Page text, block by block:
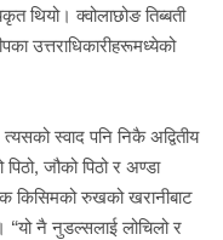
थियो। क्वोलाछोङ तिब्बती
उत्तराधिकारीहरूमध्येको
स्वाद पनि निकै अद्वितीय
जौको पिठो र अण्डा
किसिमको रुखको खरानीबाट
“यो नै नुडल्सलाई लोचिलो र